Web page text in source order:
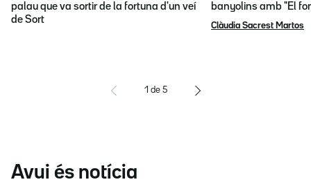
palau que va sortir de la fortuna d'un veí
de Sort
banyolins amb "El
Clàudia Sacrest Martos
1 de 5
Avui és notícia